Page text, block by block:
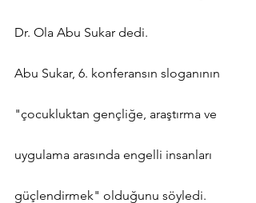
Dr. Ola Abu Sukar dedi.
Abu Sukar, 6. konferansın sloganının
"çocukluktan gençliğe, araştırma ve
uygulama arasında engelli insanları
güçlendirmek" olduğunu söyledi.